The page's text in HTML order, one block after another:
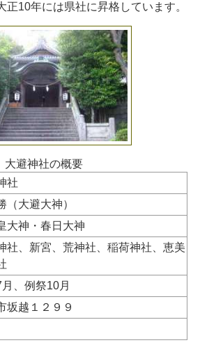
正10年には県社に昇格しています。
大避神社の概要
社
（大避大神）
大神・春日大神
社、新宮、荒神社、稲荷神社、恵美
、例祭10月
坂越１２９９